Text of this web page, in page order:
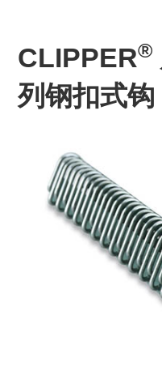
CLIPPER®
列钢扣式钩